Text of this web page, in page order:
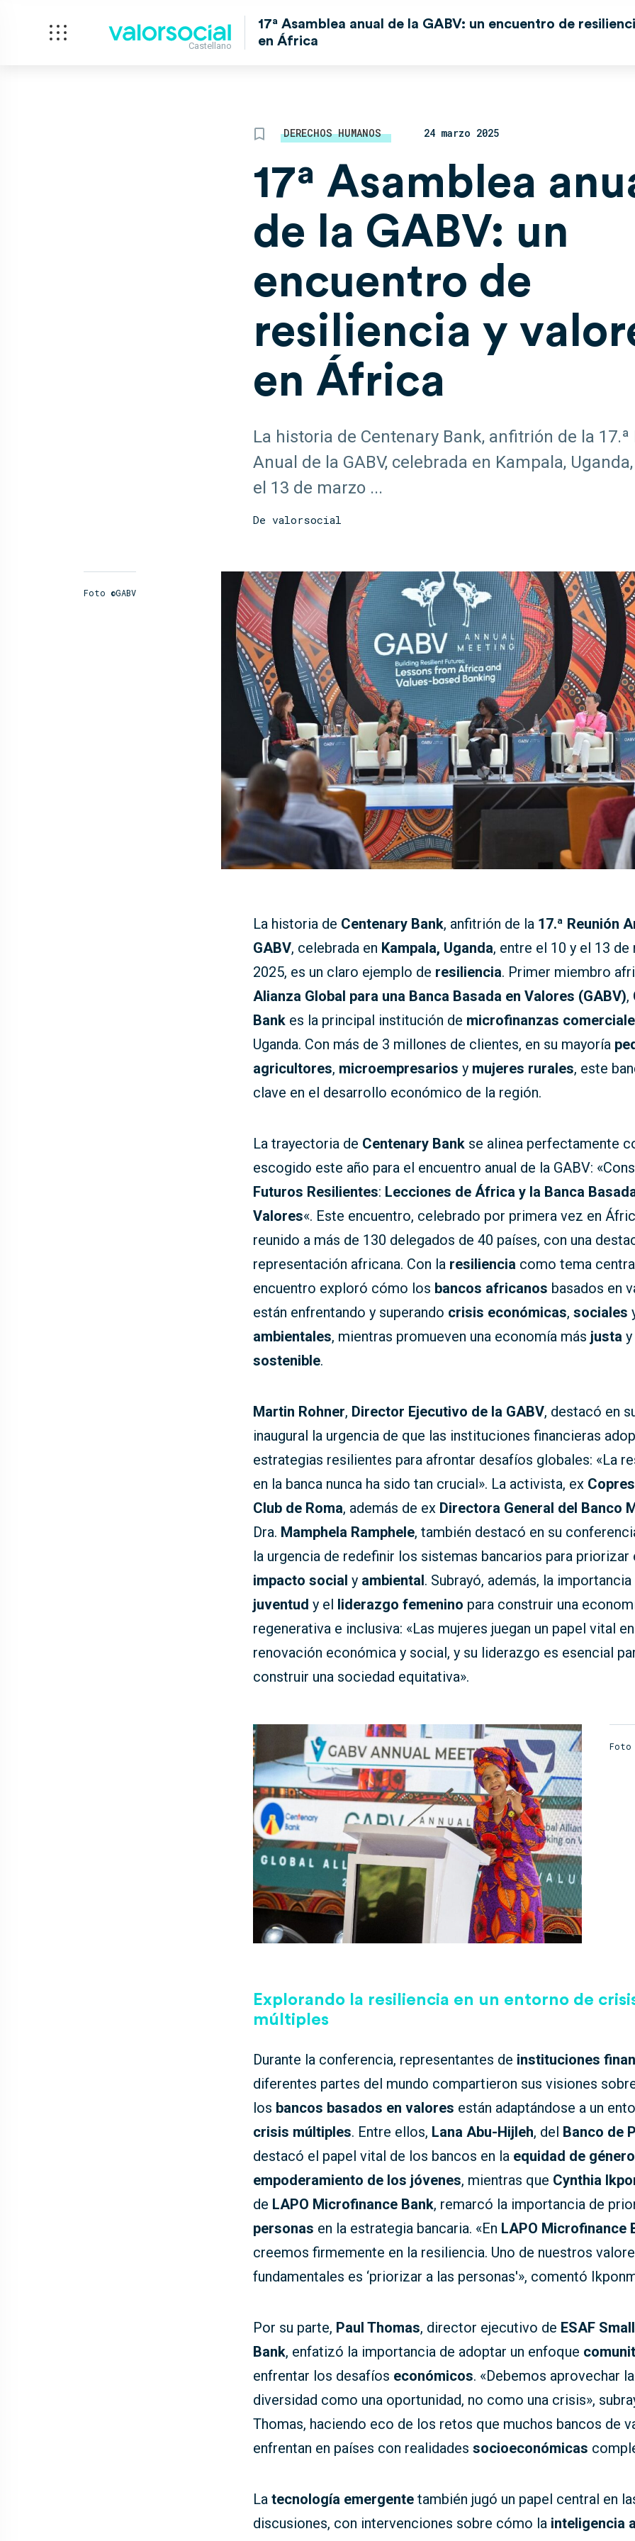
Castellano
17ª Asamblea anual de la GABV: un encuentro de
en África
DERECHOS HUMANOS 24 marzo 2025
17ª Asamblea
de la GABV: un
encuentro de
resiliencia y
en África
La historia de Centenary Bank, anfitrión de la 17.ª
Anual de la GABV, celebrada en Kampala,
el 13 de marzo ...
De valorsocial
Foto ©GABV
La historia de Centenary Bank, anfitrión de la 17.ª Reunión
GABV, celebrada en Kampala, Uganda, entre el 10 y el 13 de
2025, es un claro ejemplo de resiliencia. Primer miembro
Alianza Global para una Banca Basada en Valores (GABV),
Bank es la principal institución de microfinanzas
Uganda. Con más de 3 millones de clientes, en su mayoría
agricultores, microempresarios y mujeres rurales, este
clave en el desarrollo económico de la región.
La trayectoria de Centenary Bank se alinea perfectamente
escogido este año para el encuentro anual de la GABV:
Futuros Resilientes: Lecciones de África y la Banca
Valores«. Este encuentro, celebrado por primera vez en
reunido a más de 130 delegados de 40 países, con una
representación africana. Con la resiliencia como tema
encuentro exploró cómo los bancos africanos basados en
están enfrentando y superando crisis económicas, sociales
ambientales, mientras promueven una economía más justa y
sostenible.
Martin Rohner, Director Ejecutivo de la GABV, destacó en
inaugural la urgencia de que las instituciones financieras
estrategias resilientes para afrontar desafíos globales: «La
en la banca nunca ha sido tan crucial». La activista, ex
Club de Roma, además de ex Directora General del Banco
Dra. Mamphela Ramphele, también destacó en su
la urgencia de redefinir los sistemas bancarios para priorizar
impacto social y ambiental. Subrayó, además, la
juventud y el liderazgo femenino para construir una
regenerativa e inclusiva: «Las mujeres juegan un papel vital
renovación económica y social, y su liderazgo es esencial
construir una sociedad equitativa».
Foto
Explorando la resiliencia en un entorno de
múltiples
Durante la conferencia, representantes de instituciones
diferentes partes del mundo compartieron sus visiones
los bancos basados en valores están adaptándose a un
crisis múltiples. Entre ellos, Lana Abu-Hijleh, del Banco de
destacó el papel vital de los bancos en la equidad de género
empoderamiento de los jóvenes, mientras que Cynthia
de LAPO Microfinance Bank, remarcó la importancia de
personas en la estrategia bancaria. «En LAPO Microfinance
creemos firmemente en la resiliencia. Uno de nuestros
fundamentales es ‘priorizar a las personas'», comentó
Por su parte, Paul Thomas, director ejecutivo de ESAF
Bank, enfatizó la importancia de adoptar un enfoque
enfrentar los desafíos económicos. «Debemos aprovechar la
diversidad como una oportunidad, no como una crisis»,
Thomas, haciendo eco de los retos que muchos bancos de
enfrentan en países con realidades socioeconómicas
La tecnología emergente también jugó un papel central en
discusiones, con intervenciones sobre cómo la inteligencia